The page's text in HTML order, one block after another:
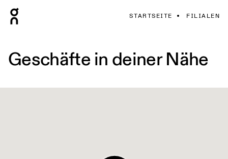
STARTSEITE FILIALEN
Geschäfte in deiner Nähe